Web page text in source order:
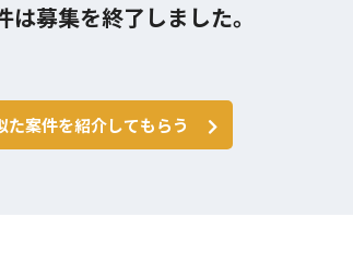
は募集を終了しました。
た案件を紹介してもらう